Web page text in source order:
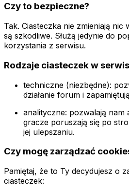
Czy to bezpieczne?
Tak. Ciasteczka nie zmieniają nic
są szkodliwe. Służą jedynie do
korzystania z serwisu.
Rodzaje ciasteczek w
techniczne (niezbędne):
działanie forum i
analityczne: pozwalają nam
gracze poruszają się po
jej ulepszaniu.
Czy mogę zarządzać
Pamiętaj, że to Ty decydujesz o
ciasteczek: